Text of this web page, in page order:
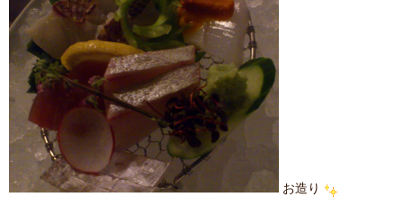
お造り